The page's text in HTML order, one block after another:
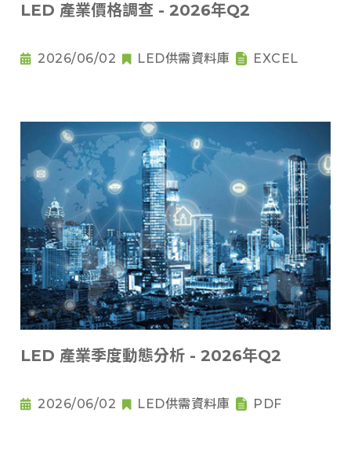
LED 產業價格調查 - 2026年Q2
2026/06/02 LED供需資料庫 EXCEL
LED 產業季度動態分析 - 2026年Q2
2026/06/02 LED供需資料庫 PDF